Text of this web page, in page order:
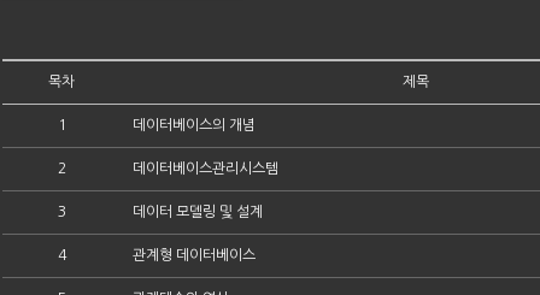
목차 제목
1 데이터베이스의 개념
2 데이터베이스관리시스템
3 데이터 모델링 및 설계
4 관계형 데이터베이스